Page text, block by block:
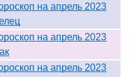
на апрель 2023
на апрель 2023
на апрель 2023